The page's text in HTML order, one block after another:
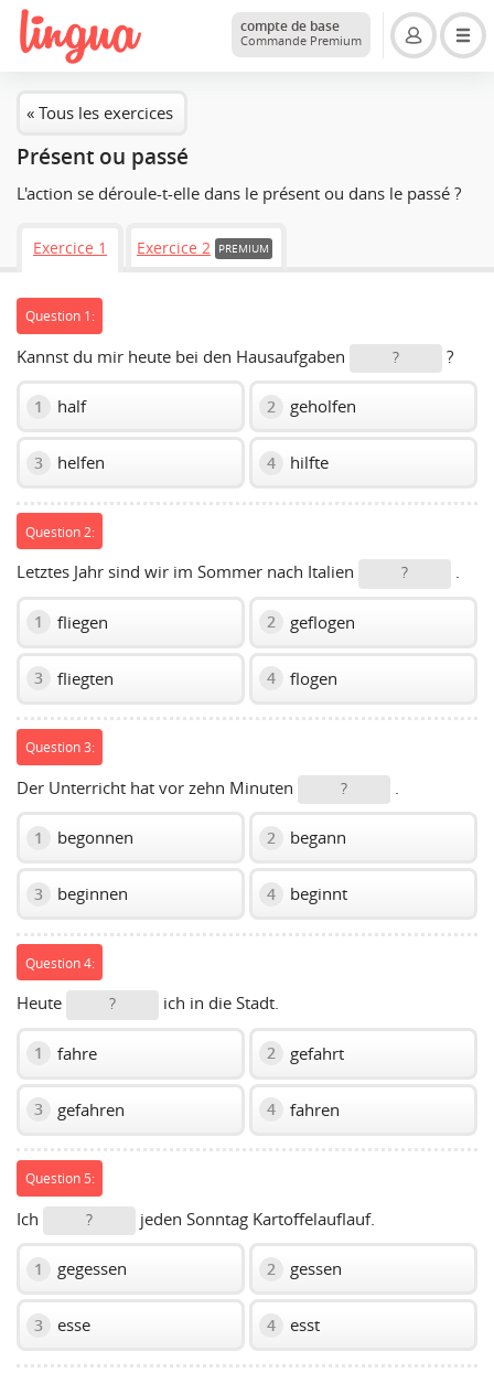
compte de base
Commande Premium
« Tous les exercices
Présent ou passé
L'action se déroule-t-elle dans le présent ou dans le passé ?
Exercice 1 Exercice 2 PREMIUM
Question 1:
Kannst du mir heute bei den Hausaufgaben ? ?
1 half 2 geholfen
3 helfen 4 hilfte
Question 2:
Letztes Jahr sind wir im Sommer nach Italien ? .
1 fliegen 2 geflogen
3 fliegten 4 flogen
Question 3:
Der Unterricht hat vor zehn Minuten ?
1 begonnen 2 begann
3 beginnen 4 beginnt
Question 4:
Heute ? ich in die Stadt.
1 fahre 2 gefahrt
3 gefahren 4 fahren
Question 5:
Ich ? jeden Sonntag Kartoffelauflauf.
1 gegessen 2 gessen
3 esse 4 esst